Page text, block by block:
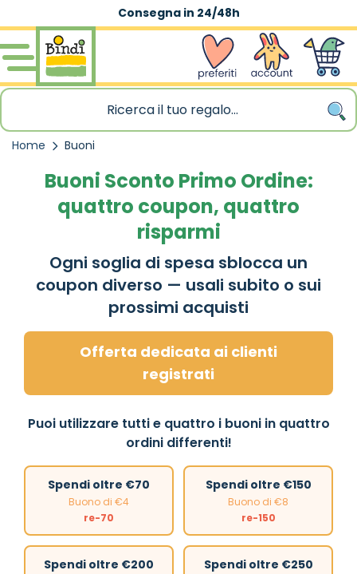
Consegna in 24/48h
Salta al contenuto
wishlist Account Carrello
Home Buoni
Buoni Sconto Primo Ordine:
quattro coupon, quattro
risparmi
Ogni soglia di spesa sblocca un
coupon diverso — usali subito o sui
prossimi acquisti
Offerta dedicata ai clienti
registrati
Puoi utilizzare tutti e quattro i buoni in quattro
ordini differenti!
Spendi oltre €70
Buono di €4
re-70
Spendi oltre €150
Buono di €8
re-150
Spendi oltre €200 Spendi oltre €250